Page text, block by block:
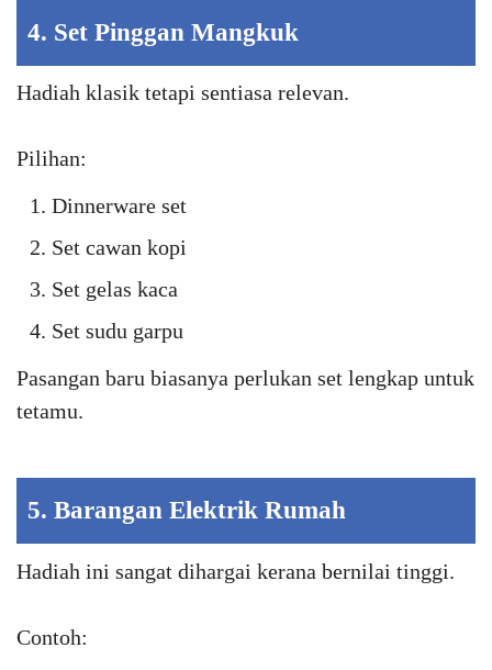
4. Set Pinggan Mangkuk
Hadiah klasik tetapi sentiasa relevan.
Pilihan:
Dinnerware set
Set cawan kopi
Set gelas kaca
Set sudu garpu
Pasangan baru biasanya perlukan set lengkap untuk
tetamu.
5. Barangan Elektrik Rumah
Hadiah ini sangat dihargai kerana bernilai tinggi.
Contoh: